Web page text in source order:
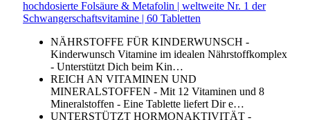
hochdosierte Folsäure & Metafolin | weltweite Nr. 1 der
Schwangerschaftsvitamine | 60 Tabletten
NÄHRSTOFFE FÜR KINDERWUNSCH -
Kinderwunsch Vitamine im idealen Nährstoffkomplex
- Unterstützt Dich beim Kin…
REICH AN VITAMINEN UND
MINERALSTOFFEN - Mit 12 Vitaminen und 8
Mineralstoffen - Eine Tablette liefert Dir e…
UNTERSTÜTZT HORMONAKTIVITÄT -